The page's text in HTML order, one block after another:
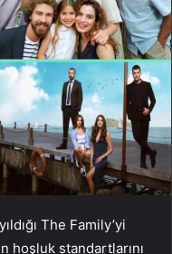
The Family’yi
hoşluk standartlarını